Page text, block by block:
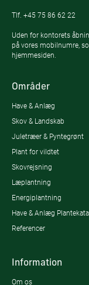
Tlf. +45 75 86 62 22
Uden for kontorets
på vores mobilnumre,
hjemmesiden.
Områder
Have & Anlæg
Skov & Landskab
Juletræer & Pyntegrønt
Plant for vildtet
Skovrejsning
Læplantning
Energiplantning
Have & Anlæg
Referencer
Information
Om os